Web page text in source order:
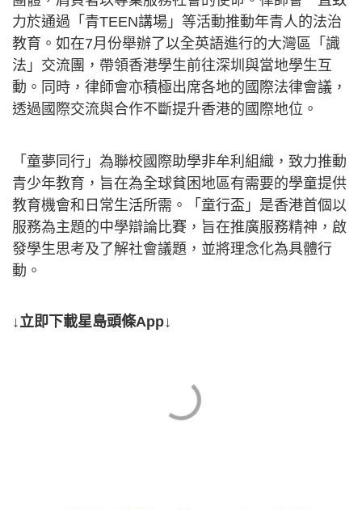
力於通過「青TEEN講場」等活動推動年青人的法治
教育。如在7月份舉辦了以全英語進行的大灣區「識
法」交流團，帶領香港學生前往深圳與當地學生互
動。同時，律師會亦積極出席各地的國際法律會議，
透過國際交流與合作不斷提升香港的國際地位。
「童夢同行」為聯校國際助學非牟利組織，致力推動
青少年教育，旨在為全球貧困地區有需要的學童提供
教育機會和日常生活所需。「童行盃」是香港首個以
服務為主題的中學辯論比賽，旨在推廣服務精神，啟
發學生思考及了解社會議題，並將理念化為具體行
動。
↓立即下載星島頭條App↓